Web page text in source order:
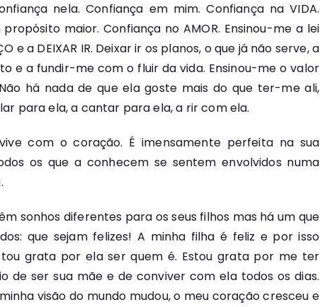
nela. Confiança em mim. Confiança na VIDA.
maior. Confiança no AMOR. Ensinou-me a lei
e a DEIXAR IR. Deixar ir os planos, o que já não serve, a
e a fundir-me com o fluir da vida. Ensinou-me o valor
Não há nada de que ela goste mais do que ter-me ali,
para ela, a cantar para ela, a rir com ela.
com o coração. É imensamente perfeita na sua
os que a conhecem se sentem envolvidos numa
sonhos diferentes para os seus filhos mas há um que
que sejam felizes! A minha filha é feliz e por isso
grata por ela ser quem é. Estou grata por me ter
de ser sua mãe e de conviver com ela todos os dias.
visão do mundo mudou, o meu coração cresceu e